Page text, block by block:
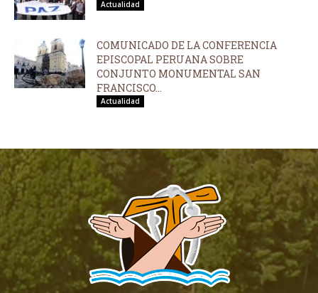
Actualidad
COMUNICADO DE LA CONFERENCIA
EPISCOPAL PERUANA SOBRE
CONJUNTO MONUMENTAL SAN
FRANCISCO...
Actualidad